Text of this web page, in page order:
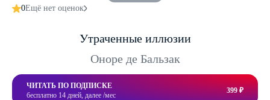
0Ещё нет оценок
Утраченные иллюзии
Оноре де Бальзак
ЧИТАТЬ ПО ПОДПИСКЕ
бесплатно 14 дней, далее /мес
399 ₽